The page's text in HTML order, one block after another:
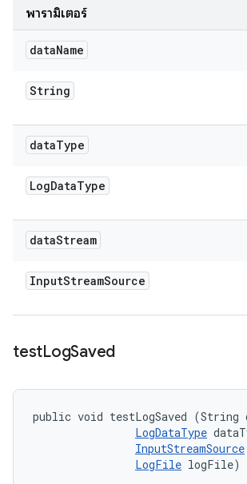
พารามิเตอร์
dataName
String
dataType
LogDataType
dataStream
InputStreamSource
testLogSaved
public void testLogSaved (String
LogDataType
InputStreamSource
LogFile logFile)